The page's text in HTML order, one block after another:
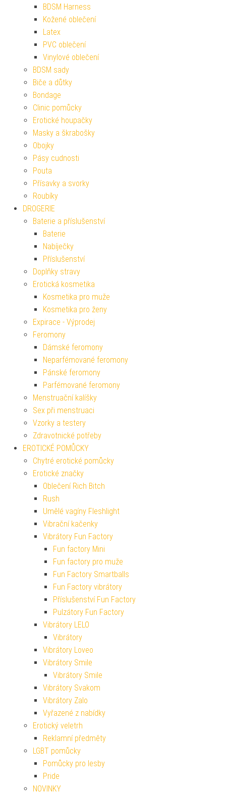
BDSM Harness
Kožené oblečení
Latex
PVC oblečení
Vinylové oblečení
BDSM sady
Biče a důtky
Bondage
Clinic pomůcky
Erotické houpačky
Masky a škrabošky
Obojky
Pásy cudnosti
Pouta
Přísavky a svorky
Roubíky
DROGERIE
Baterie a příslušenství
Baterie
Nabíječky
Příslušenství
Doplňky stravy
Erotická kosmetika
Kosmetika pro muže
Kosmetika pro ženy
Expirace - Výprodej
Feromony
Dámské feromony
Neparfémované feromony
Pánské feromony
Parfémované feromony
Menstruační kalíšky
Sex při menstruaci
Vzorky a testery
Zdravotnické potřeby
EROTICKÉ POMŮCKY
Chytré erotické pomůcky
Erotické značky
Oblečení Rich Bitch
Rush
Umělé vagíny Fleshlight
Vibrační kačenky
Vibrátory Fun Factory
Fun factory Mini
Fun factory pro muže
Fun Factory Smartballs
Fun Factory vibrátory
Příslušenství Fun Factory
Pulzátory Fun Factory
Vibrátory LELO
Vibrátory
Vibrátory Loveo
Vibrátory Smile
Vibrátory Smile
Vibrátory Svakom
Vibrátory Zalo
Vyřazené z nabídky
Erotický veletrh
Reklamní předměty
LGBT pomůcky
Pomůcky pro lesby
Pride
NOVINKY